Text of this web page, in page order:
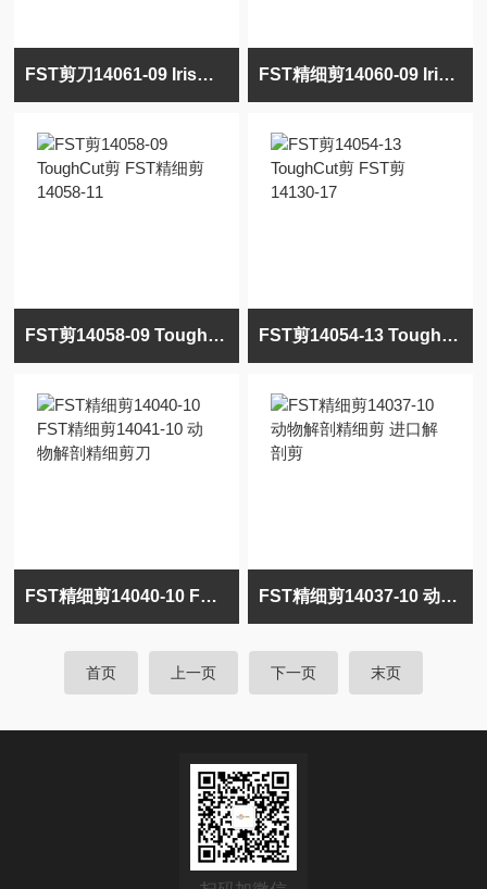
FST剪刀14061-09 Iris精细剪 FST精细剪14061-10 FST精细剪14060-09 Iris精细剪 FST精细剪14060-10
FST剪14058-09 ToughCut剪 FST精细剪14058-11 FST剪14054-13 ToughCut剪 FST剪14130-17
FST精细剪14040-10 FST精细剪14041-10 动物解剖精细剪刀 FST精细剪14037-10 动物解剖精细剪 进口解剖剪
首页 上一页 下一页 末页